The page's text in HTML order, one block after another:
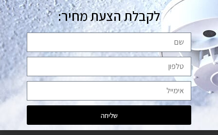
מתמחים במתן פתרונות כיבוי אש למשרדים, עסקים,
חברות מוסדות ורשתות
מבין לקוחותינו
לקבלת הצעת מחיר:
שליחה